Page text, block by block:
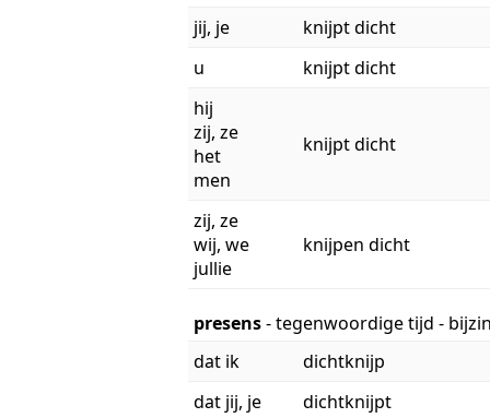
jij, je
knijpt dicht
u
knijpt dicht
hij
zij, ze
het
men
knijpt dicht
zij, ze
wij, we
jullie
knijpen dicht
presens- tegenwoordige tijd -
dat ik
dichtknijp
dat jij, je
dichtknijpt